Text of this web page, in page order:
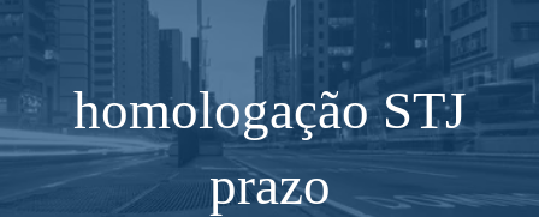
homologação STJ
prazo